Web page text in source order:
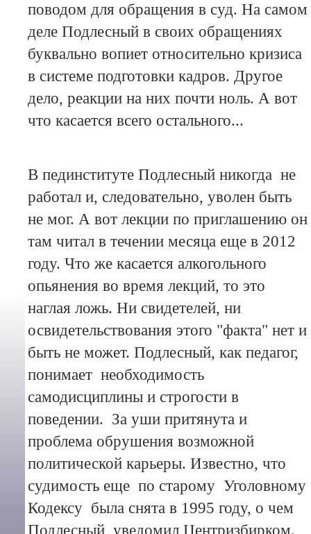
поводом для обращения в суд. На самом
деле Подлесный в своих обращениях
буквально вопиет относительно кризиса
в системе подготовки кадров. Другое
дело, реакции на них почти ноль. А вот
что касается всего остального...
В пединституте Подлесный никогда не
работал и, следовательно, уволен быть
не мог. А вот лекции по приглашению он
там читал в течении месяца еще в 2012
году. Что же касается алкогольного
опьянения во время лекций, то это
наглая ложь. Ни свидетелей, ни
освидетельствования этого "факта" нет и
быть не может. Подлесный, как педагог,
понимает необходимость
самодисциплины и строгости в
поведении. За уши притянута и
проблема обрушения возможной
политической карьеры. Известно, что
судимость еще по старому Уголовному
Кодексу была снята в 1995 году, о чем
Подлесный уведомил Центризбирком.